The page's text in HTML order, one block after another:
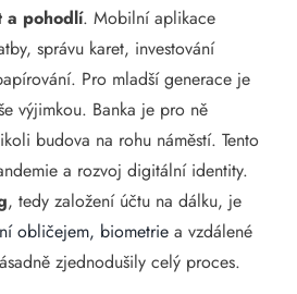
a pohodlí. Mobilní aplikace
správu karet, investování
Pro mladší generace je
výjimkou. Banka je pro ně
budova na rohu náměstí. Tento
a rozvoj digitální identity.
, tedy založení účtu na dálku, je
obličejem, biometrie a vzdálené
zjednodušily celý proces.